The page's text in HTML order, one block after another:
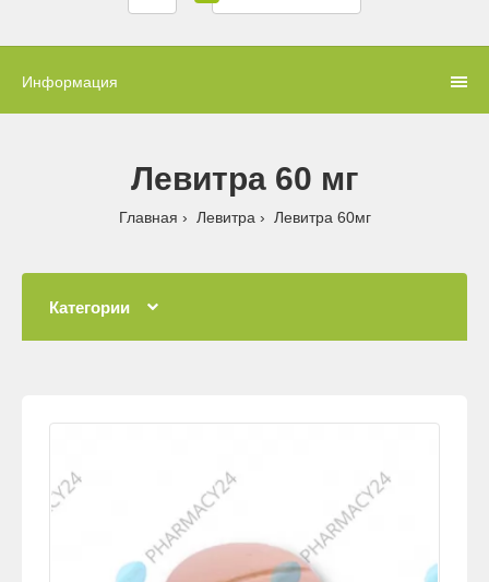
Информация
Левитра 60 мг
Главная Левитра Левитра 60мг
Категории